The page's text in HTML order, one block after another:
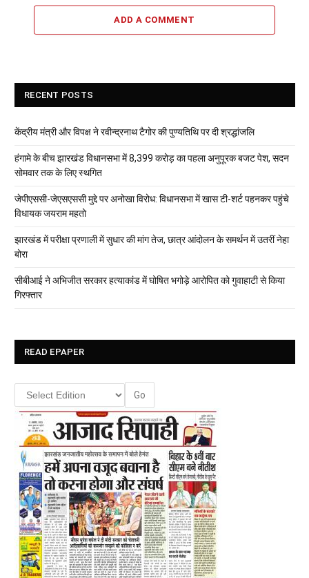
ADD A COMMENT
RECENT POSTS
केंद्रीय मंत्री और विपक्ष ने रवीन्द्रनाथ टैगोर की पुण्यतिथि पर दी श्रद्धांजलि
हंगामे के बीच झारखंड विधानसभा में 8,399 करोड़ का पहला अनुपूरक बजट पेश, सदन
सोमवार तक के लिए स्थगित
जेपीएससी-जेएसएससी मुद्दे पर अनोखा विरोध: विधानसभा में खास टी-शर्ट पहनकर पहुंचे
विधायक जयराम महतो
झारखंड में परीक्षा प्रणाली में सुधार की मांग तेज, छात्र आंदोलन के समर्थन में उतरीं नेहा
बोरा
सीबीआई ने अभिजीत सरकार हत्याकांड में घोषित भगोड़े आरोपित को गुवाहाटी से किया
गिरफ्तार
READ EPAPER